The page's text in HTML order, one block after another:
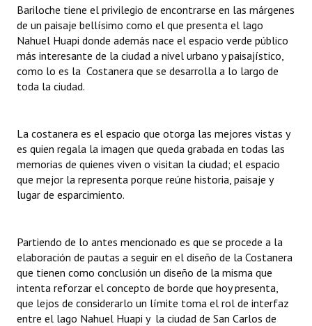
Bariloche tiene el privilegio de encontrarse en las márgenes
de un paisaje bellísimo como el que presenta el lago
Nahuel Huapi donde además nace el espacio verde público
más interesante de la ciudad a nivel urbano y paisajístico,
como lo es la Costanera que se desarrolla a lo largo de
toda la ciudad.
La costanera es el espacio que otorga las mejores vistas y
es quien regala la imagen que queda grabada en todas las
memorias de quienes viven o visitan la ciudad; el espacio
que mejor la representa porque reúne historia, paisaje y
lugar de esparcimiento.
Partiendo de lo antes mencionado es que se procede a la
elaboración de pautas a seguir en el diseño de la Costanera
que tienen como conclusión un diseño de la misma que
intenta reforzar el concepto de borde que hoy presenta,
que lejos de considerarlo un límite toma el rol de interfaz
entre el lago Nahuel Huapi y la ciudad de San Carlos de